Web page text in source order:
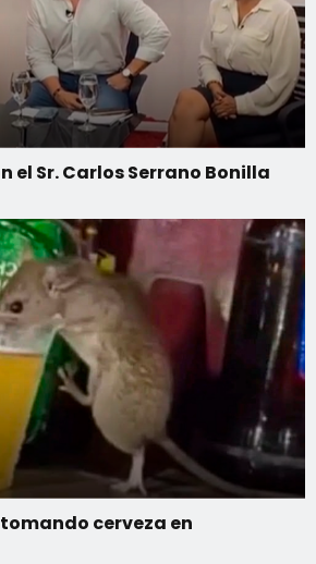
el Sr. Carlos Serrano Bonilla
cerveza en